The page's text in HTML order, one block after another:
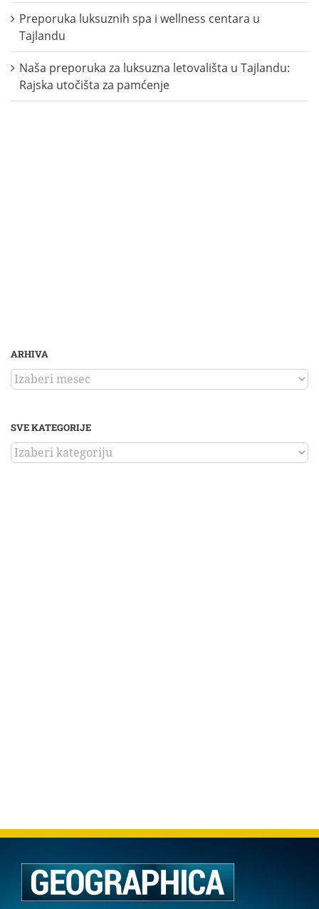
Preporuka luksuznih spa i wellness centara u
Tajlandu
Naša preporuka za luksuzna letovališta u Tajlandu:
Rajska utočišta za pamćenje
ARHIVA
ARHIVA
SVE KATEGORIJE
SVE
KATEGORIJE